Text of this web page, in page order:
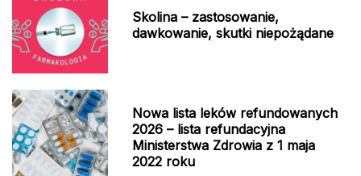
Skolina – zastosowanie,
dawkowanie, skutki niepożądane
Nowa lista leków refundowanych
2026 – lista refundacyjna
Ministerstwa Zdrowia z 1 maja
2022 roku